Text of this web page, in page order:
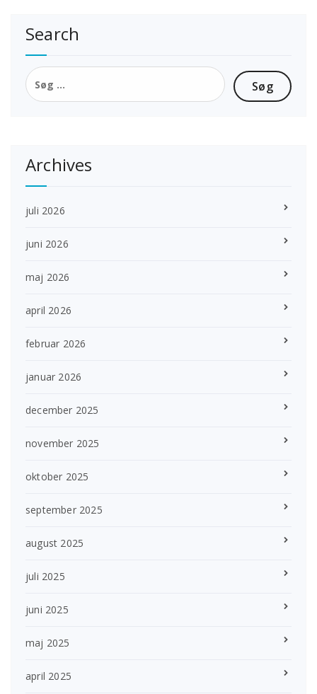
Search
Søg
efter:
Archives
juli 2026
juni 2026
maj 2026
april 2026
februar 2026
januar 2026
december 2025
november 2025
oktober 2025
september 2025
august 2025
juli 2025
juni 2025
maj 2025
april 2025